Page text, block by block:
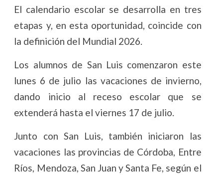
El calendario escolar se desarrolla en tres
etapas y, en esta oportunidad, coincide con
la definición del Mundial 2026.
Los alumnos de San Luis comenzaron este
lunes 6 de julio las vacaciones de invierno,
dando inicio al receso escolar que se
extenderá hasta el viernes 17 de julio.
Junto con San Luis, también iniciaron las
vacaciones las provincias de Córdoba, Entre
Ríos, Mendoza, San Juan y Santa Fe, según el